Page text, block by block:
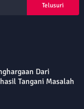
Dari
Tangani Masalah